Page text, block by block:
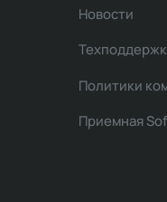
Новости
Политики
Приемная